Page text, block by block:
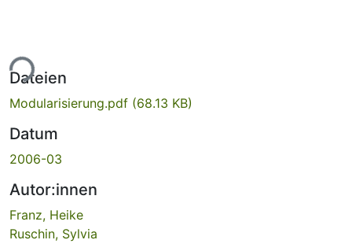
Dateien
Modularisierung.pdf (68.13 KB)
Datum
2006-03
Autor:innen
Franz, Heike
Ruschin, Sylvia